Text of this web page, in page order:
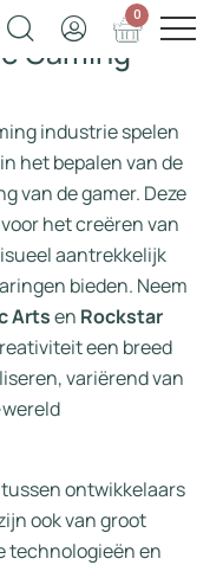
0
Top
Gaming
industrie spelen
het bepalen van de
van de gamer. Deze
het creëren van
aantrekkelijk
bieden. Neem
Artsen Rockstar
een breed
variërend van
tussen ontwikkelaars
ook van groot
technologieën en